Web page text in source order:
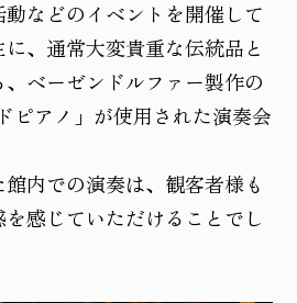
などのイベントを開催して
、通常大変貴重な伝統品と
ベーゼンドルファー製作の
ピアノ」が使用された演奏会
内での演奏は、観客者様も
感じていただけることでし